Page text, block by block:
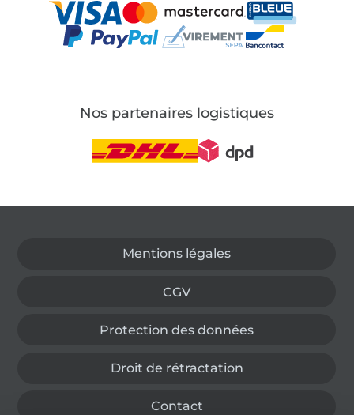
Nos partenaires logistiques
Mentions légales
CGV
Protection des données
Droit de rétractation
Contact